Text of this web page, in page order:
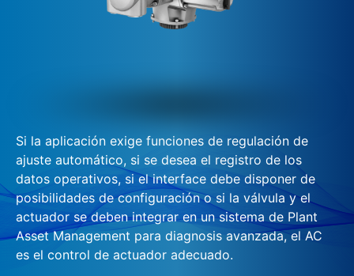
Si la aplicación exige funciones de regulación de
ajuste automático, si se desea el registro de los
datos operativos, si el interface debe disponer de
posibilidades de configuración o si la válvula y el
actuador se deben integrar en un sistema de Plant
Asset Management para diagnosis avanzada, el AC
es el control de actuador adecuado.